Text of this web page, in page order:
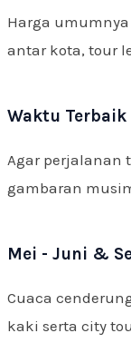
Harga
antar kota, tour
Waktu
Agar perjalanan
gambaran
Mei - Juni &
Cuaca
kaki serta city